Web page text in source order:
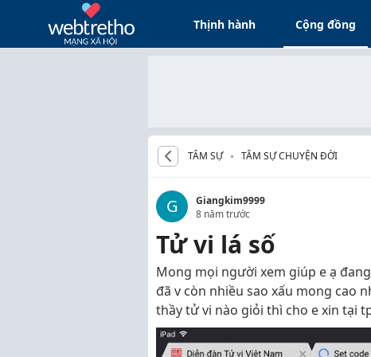
Thịnh hành Cộng đồng
TÂM SỰ TÂM SỰ CHUYỆN ĐỜI
G
Giangkim9999
8 năm trước
Tử vi lá số
Mong mọi người xem giúp e ạ
đã v còn nhiều sao xấu mong cao
thầy tử vi nào giỏi thì cho e xin tại